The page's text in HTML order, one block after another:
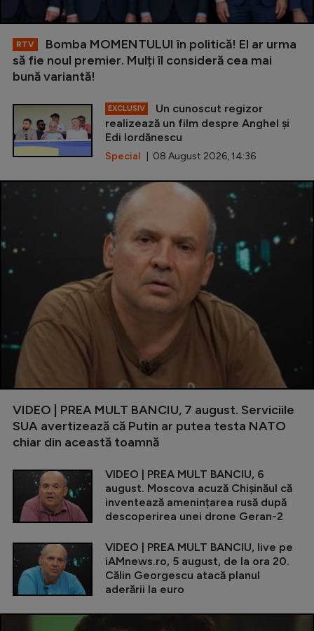
RTV
Bomba MOMENTULUI în politică! El ar urma
să fie noul premier. Mulți îl consideră cea mai
bună variantă!
EXCLUSIV
Un cunoscut regizor
realizează un film despre Anghel și
Edi Iordănescu
Special | 08 August 2026, 14:36
VIDEO | PREA MULT BANCIU, 7 august. Serviciile
SUA avertizează că Putin ar putea testa NATO
chiar din această toamnă
VIDEO | PREA MULT BANCIU, 6
august. Moscova acuză Chișinăul că
inventează amenințarea rusă după
descoperirea unei drone Geran-2
VIDEO | PREA MULT BANCIU, live pe
iAMnews.ro, 5 august, de la ora 20.
Călin Georgescu atacă planul
aderării la euro